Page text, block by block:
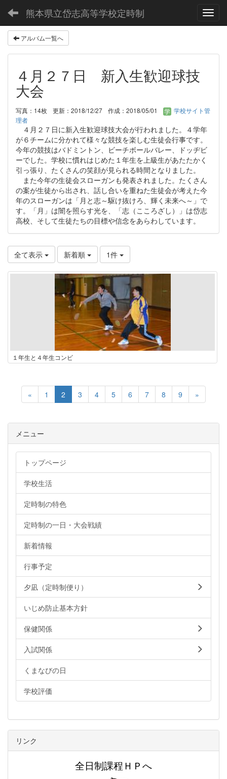
熊本県立岱志高等学校定時制
アルバム一覧へ
４月２７日 新入生歓迎球技
大会
写真：14枚 更新：2018/12/27 作成：2018/05/01
学校サイト管
理者
４月２７日に新入生歓迎球技大会が行われました。４学年
が６チームに分かれて様々な競技を楽しむ生徒会行事です。
今年の競技はバドミントン、ビーチボールバレー、ドッヂビ
ーでした。学校に慣れはじめた１年生を上級生があたたかく
引っ張り、たくさんの笑顔が見られる時間となりました。
また今年の生徒会スローガンも発表されました。たくさん
の案が生徒から出され、話し合いを重ねた生徒会が考えた今
年のスローガンは「月と志～駆け抜けろ、輝く未来へ～」で
す。「月」は闇を照らす光を、「志（こころざし）」は岱志
高校、そして生徒たちの目標や信念をあらわしています。
全て表示 新着順 1件
１年生と４年生コンビ
« 1 2 3 4 5 6 7 8 9 »
メニュー
トップページ
学校生活
定時制の特色
定時制の一日・大会戦績
新着情報
行事予定
夕凪（定時制便り）
いじめ防止基本方針
保健関係
入試関係
くまなびの日
学校評価
リンク
全日制課程ＨＰへ